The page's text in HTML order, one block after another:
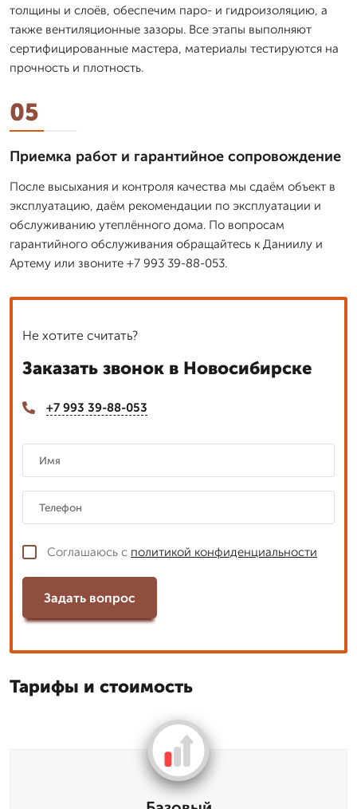
толщины и слоёв, обеспечим паро- и гидроизоляцию, а
также вентиляционные зазоры. Все этапы выполняют
сертифицированные мастера, материалы тестируются на
прочность и плотность.
05
Приемка работ и гарантийное сопровождение
После высыхания и контроля качества мы сдаём объект в
эксплуатацию, даём рекомендации по эксплуатации и
обслуживанию утеплённого дома. По вопросам
гарантийного обслуживания обращайтесь к Даниилу и
Артему или звоните +7 993 39-88-053.
Не хотите считать?
Заказать звонок в Новосибирске
+7 993 39-88-053
Соглашаюсь с политикой конфиденциальности
Задать вопрос
Тарифы и стоимость